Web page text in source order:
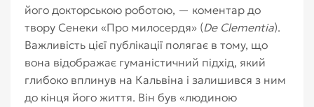
його докторською роботою, — коментар до
твору Сенеки «Про милосердя» (De Clementia).
Важливість цієї публікації полягає в тому, що
вона відображає гуманістичний підхід, який
глибоко вплинув на Кальвіна і залишився з ним
до кінця його життя. Він був «людиною